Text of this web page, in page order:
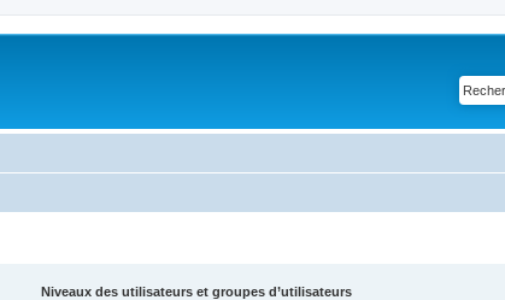
Niveaux des utilisateurs et groupes d’utilisateurs